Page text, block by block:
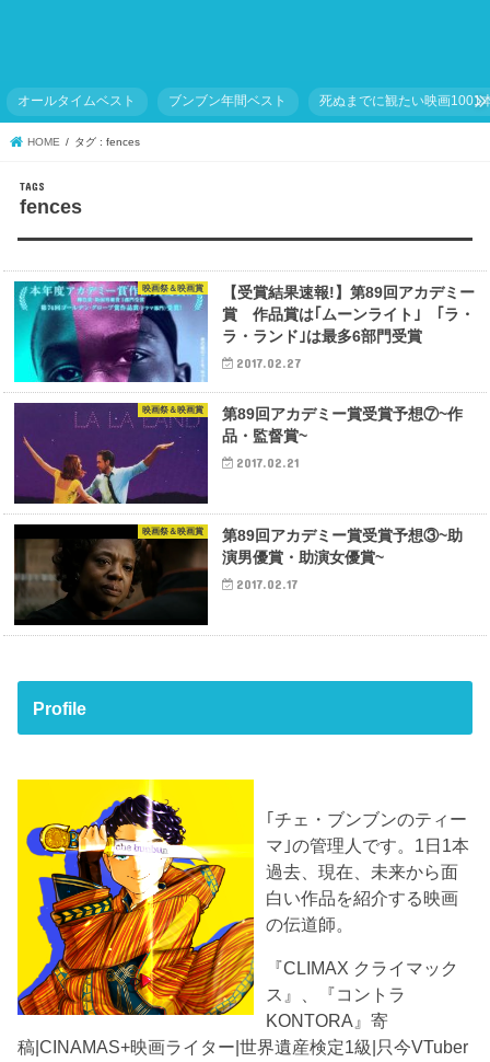
オールタイムベスト ブンブン年間ベスト 死ぬまでに観たい映画1001
HOME タグ : fences
fences
映画祭＆映画賞
【受賞結果速報!】第89回アカデミー
賞 作品賞は｢ムーンライト｣ ｢ラ・
ラ・ランド｣は最多6部門受賞
2017.02.27
映画祭＆映画賞
第89回アカデミー賞受賞予想⑦~作
品・監督賞~
2017.02.21
映画祭＆映画賞
第89回アカデミー賞受賞予想③~助
演男優賞・助演女優賞~
2017.02.17
Profile
｢チェ・ブンブンのティー
マ｣の管理人です。1日1本
過去、現在、未来から面
白い作品を紹介する映画
の伝道師。
『CLIMAX クライマック
ス』、『コントラ
KONTORA』寄
稿|CINAMAS+映画ライター|世界遺産検定1級|只今VTuber